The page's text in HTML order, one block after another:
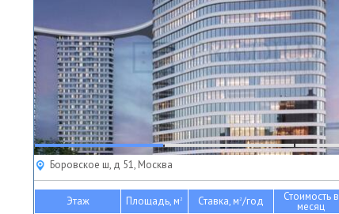
Боровское ш, д 51, Москва
Этаж Площадь, м2 Ставка, м2/год Стоимость в
месяц